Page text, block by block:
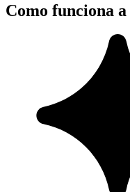
Como funciona a